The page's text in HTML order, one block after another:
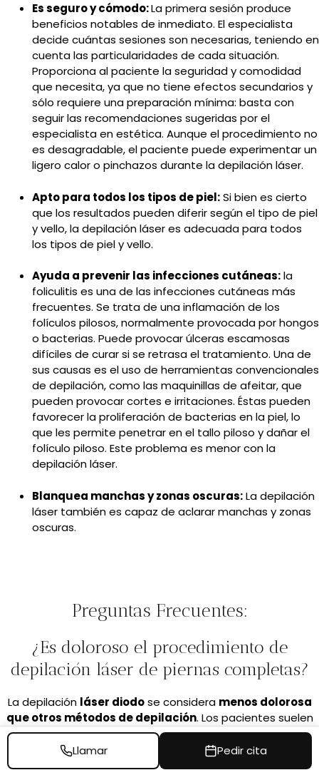
Es seguro y cómodo:La primera sesión produce
beneficios notables de inmediato. El especialista
decide cuántas sesiones son necesarias, teniendo en
cuenta las particularidades de cada situación.
Proporciona al paciente la seguridad y comodidad
que necesita, ya que no tiene efectos secundarios y
sólo requiere una preparación mínima: basta con
seguir las recomendaciones sugeridas por el
especialista en estética. Aunque el procedimiento no
es desagradable, el paciente puede experimentar un
ligero calor o pinchazos durante la depilación láser.
Apto para todos los tipos de piel:Si bien es cierto
que los resultados pueden diferir según el tipo de piel
y vello, la depilación láser es adecuada para todos
los tipos de piel y vello.
Ayuda a prevenir las infecciones cutáneas:la
foliculitis es una de las infecciones cutáneas más
frecuentes. Se trata de una inflamación de los
folículos pilosos, normalmente provocada por hongos
o bacterias. Puede provocar úlceras escamosas
difíciles de curar si se retrasa el tratamiento. Una de
sus causas es el uso de herramientas convencionales
de depilación, como las maquinillas de afeitar, que
pueden provocar cortes e irritaciones. Éstas pueden
favorecer la proliferación de bacterias en la piel, lo
que les permite penetrar en el tallo piloso y dañar el
folículo piloso. Este problema es menor con la
depilación láser.
Blanquea manchas y zonas oscuras:La depilación
láser también es capaz de aclarar manchas y zonas
oscuras.
Preguntas Frecuentes:
¿Es doloroso el procedimiento de
depilación láser de piernas completas?
La depilación láser diodose considera menos dolorosa
que otros métodos de depilación. Los pacientes suelen
experimentar una sensación de calor y una leve molestia.
Llamar Pedir cita